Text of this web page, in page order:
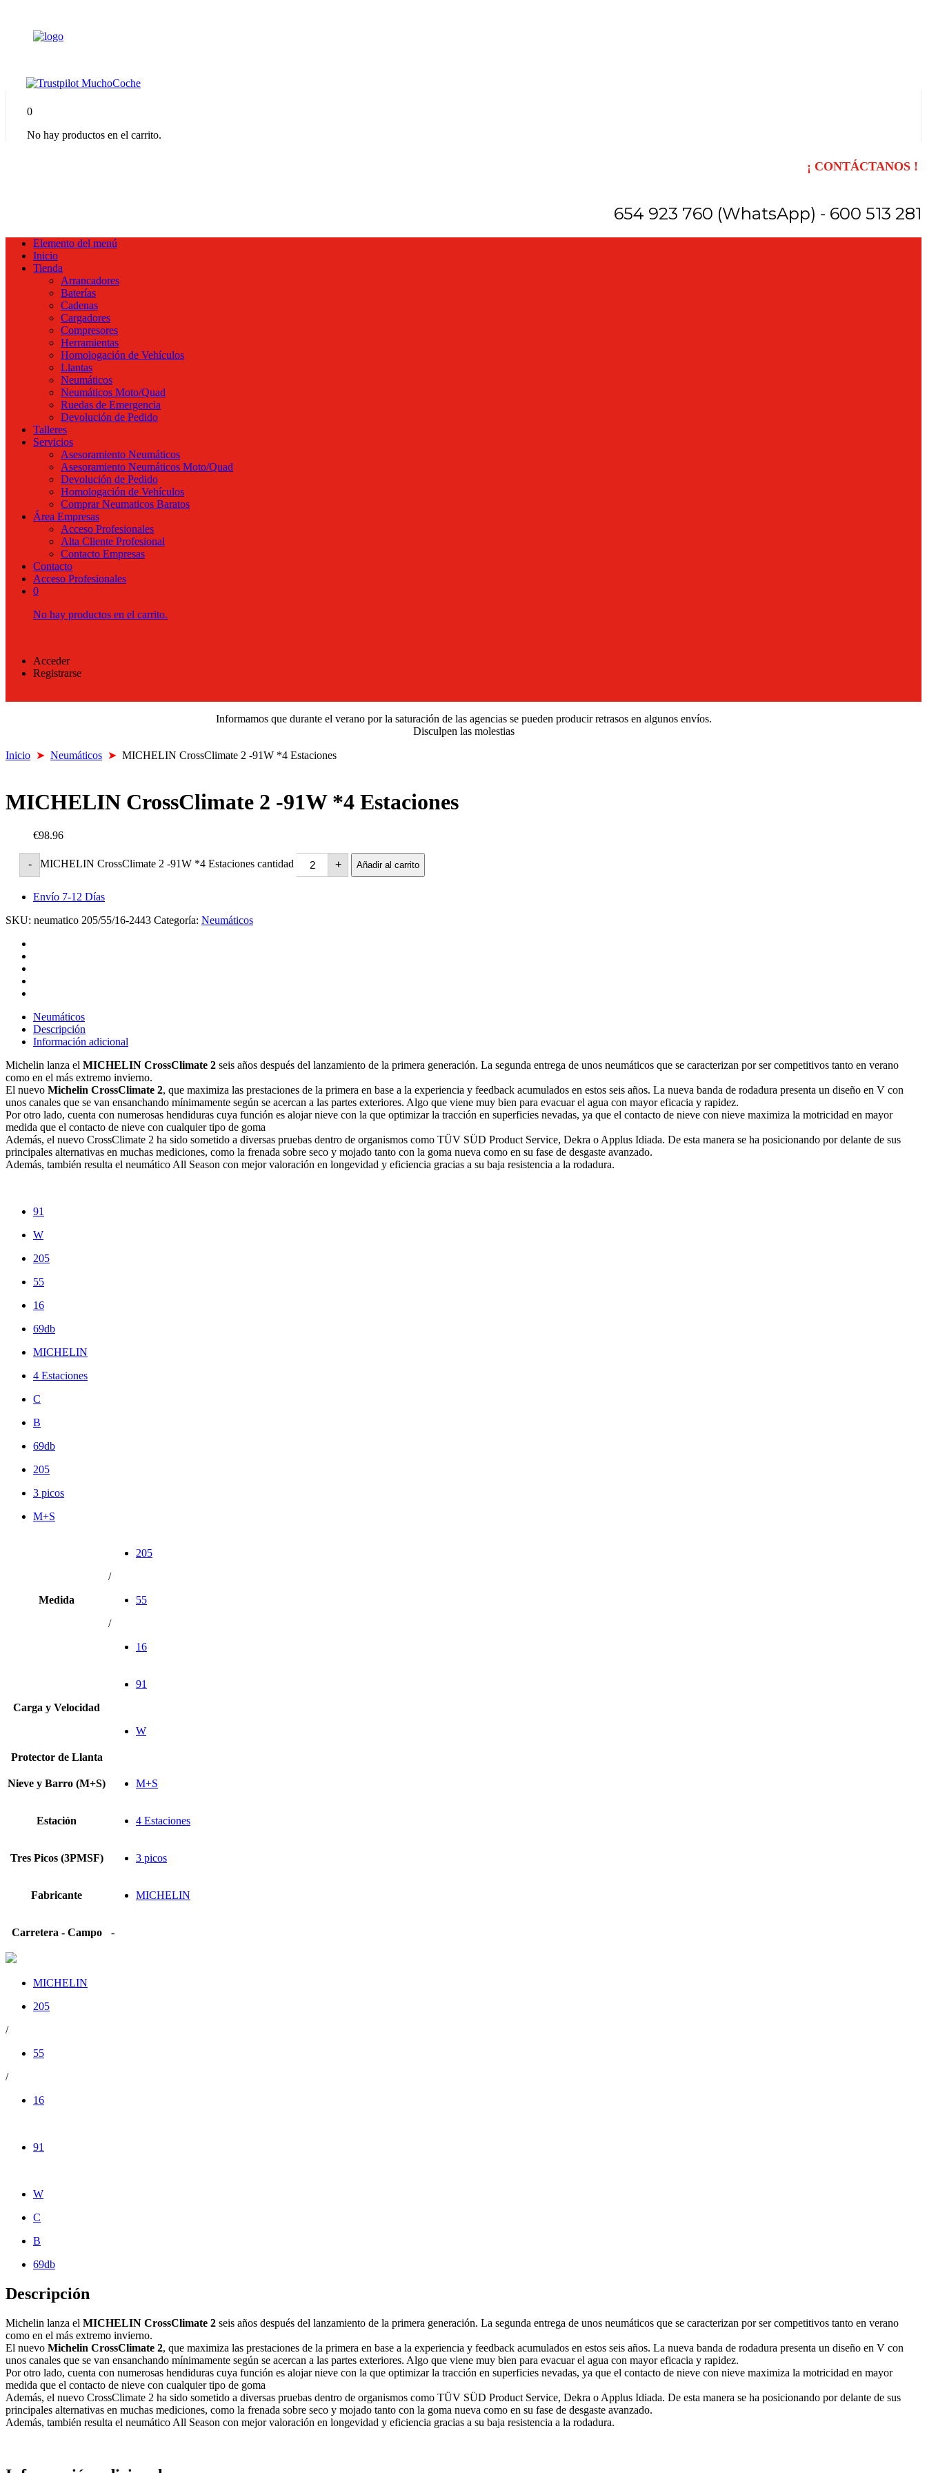
0
No hay productos en el carrito.
¡ CONTÁCTANOS !
654 923 760 (WhatsApp) - 600 513 281
Elemento del menú
Inicio
Tienda
Arrancadores
Baterías
Cadenas
Cargadores
Compresores
Herramientas
Homologación de Vehículos
Llantas
Neumáticos
Neumáticos Moto/Quad
Ruedas de Emergencia
Devolución de Pedido
Talleres
Servicios
Asesoramiento Neumáticos
Asesoramiento Neumáticos Moto/Quad
Devolución de Pedido
Homologación de Vehículos
Comprar Neumaticos Baratos
Área Empresas
Acceso Profesionales
Alta Cliente Profesional
Contacto Empresas
Contacto
Acceso Profesionales
0
No hay productos en el carrito.
Acceder
Registrarse
Informamos que durante el verano por la saturación de las agencias se pueden producir retrasos en algunos envíos.
Disculpen las molestias
Inicio ➤ Neumáticos ➤ MICHELIN CrossClimate 2 -91W *4 Estaciones
MICHELIN CrossClimate 2 -91W *4 Estaciones
€98.96
- MICHELIN CrossClimate 2 -91W *4 Estaciones cantidad + Añadir al carrito
Envío 7-12 Días
SKU: neumatico 205/55/16-2443 Categoría: Neumáticos
Neumáticos
Descripción
Información adicional
Michelin lanza el MICHELIN CrossClimate 2 seis años después del lanzamiento de la primera generación. La segunda entrega de unos neumáticos que se caracterizan por ser competitivos tanto en verano
como en el más extremo invierno.
El nuevo Michelin CrossClimate 2, que maximiza las prestaciones de la primera en base a la experiencia y feedback acumulados en estos seis años. La nueva banda de rodadura presenta un diseño en V con
unos canales que se van ensanchando mínimamente según se acercan a las partes exteriores. Algo que viene muy bien para evacuar el agua con mayor eficacia y rapidez.
Por otro lado, cuenta con numerosas hendiduras cuya función es alojar nieve con la que optimizar la tracción en superficies nevadas, ya que el contacto de nieve con nieve maximiza la motricidad en mayor
medida que el contacto de nieve con cualquier tipo de goma
Además, el nuevo CrossClimate 2 ha sido sometido a diversas pruebas dentro de organismos como TÜV SÜD Product Service, Dekra o Applus Idiada. De esta manera se ha posicionando por delante de sus
principales alternativas en muchas mediciones, como la frenada sobre seco y mojado tanto con la goma nueva como en su fase de desgaste avanzado.
Además, también resulta el neumático All Season con mejor valoración en longevidad y eficiencia gracias a su baja resistencia a la rodadura.
91
W
205
55
16
69db
MICHELIN
4 Estaciones
C
B
69db
205
3 picos
M+S
Medida
205
/
55
/
16
Carga y Velocidad
91
W
Protector de Llanta
Nieve y Barro (M+S) M+S
Estación 4 Estaciones
Tres Picos (3PMSF) 3 picos
Fabricante MICHELIN
Carretera - Campo -
MICHELIN
205
/
55
/
16
91
W
C
B
69db
Descripción
Michelin lanza el MICHELIN CrossClimate 2 seis años después del lanzamiento de la primera generación. La segunda entrega de unos neumáticos que se caracterizan por ser competitivos tanto en verano
como en el más extremo invierno.
El nuevo Michelin CrossClimate 2, que maximiza las prestaciones de la primera en base a la experiencia y feedback acumulados en estos seis años. La nueva banda de rodadura presenta un diseño en V con
unos canales que se van ensanchando mínimamente según se acercan a las partes exteriores. Algo que viene muy bien para evacuar el agua con mayor eficacia y rapidez.
Por otro lado, cuenta con numerosas hendiduras cuya función es alojar nieve con la que optimizar la tracción en superficies nevadas, ya que el contacto de nieve con nieve maximiza la motricidad en mayor
medida que el contacto de nieve con cualquier tipo de goma
Además, el nuevo CrossClimate 2 ha sido sometido a diversas pruebas dentro de organismos como TÜV SÜD Product Service, Dekra o Applus Idiada. De esta manera se ha posicionando por delante de sus
principales alternativas en muchas mediciones, como la frenada sobre seco y mojado tanto con la goma nueva como en su fase de desgaste avanzado.
Además, también resulta el neumático All Season con mejor valoración en longevidad y eficiencia gracias a su baja resistencia a la rodadura.